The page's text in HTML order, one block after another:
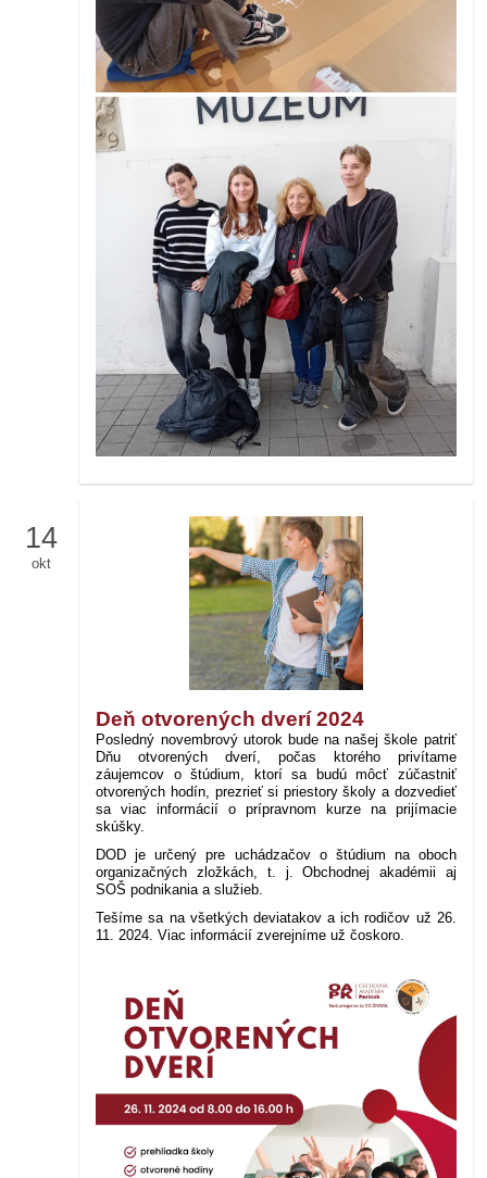
14
okt
Deň otvorených dverí 2024
Posledný novembrový utorok bude na našej škole patriť
Dňu otvorených dverí, počas ktorého privítame
záujemcov o štúdium, ktorí sa budú môcť zúčastniť
otvorených hodín, prezrieť si priestory školy a dozvedieť
sa viac informácií o prípravnom kurze na prijímacie
skúšky.
DOD je určený pre uchádzačov o štúdium na oboch
organizačných zložkách, t. j. Obchodnej akadémii aj
SOŠ podnikania a služieb.
Tešíme sa na všetkých deviatakov a ich rodičov už 26.
11. 2024. Viac informácií zverejníme už čoskoro.